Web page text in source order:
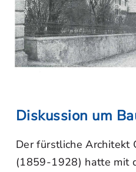
Diskussion um
Der fürstliche Architekt
(1859-1928) hatte mit